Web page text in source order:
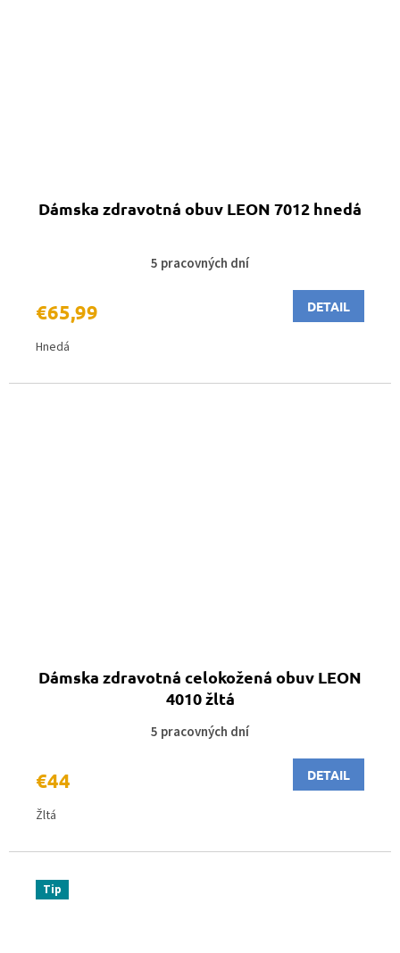
Dámska zdravotná obuv LEON 7012 hnedá
5 pracovných dní
€65,99 DETAIL
Hnedá
Dámska zdravotná celokožená obuv LEON
4010 žltá
5 pracovných dní
€44 DETAIL
Žltá
Tip